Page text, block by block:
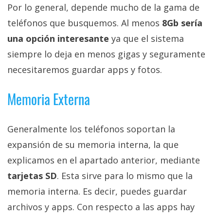
Informático
(CC) 2006-
2026. Algunos
derechos
Por lo general, depende mucho de la gama de
teléfonos que busquemos. Al menos 8Gb sería
una opción interesante ya que el sistema
siempre lo deja en menos gigas y seguramente
necesitaremos guardar apps y fotos.
Memoria Externa
Generalmente los teléfonos soportan la
expansión de su memoria interna, la que
explicamos en el apartado anterior, mediante
tarjetas SD. Esta sirve para lo mismo que la
memoria interna. Es decir, puedes guardar
archivos y apps. Con respecto a las apps hay